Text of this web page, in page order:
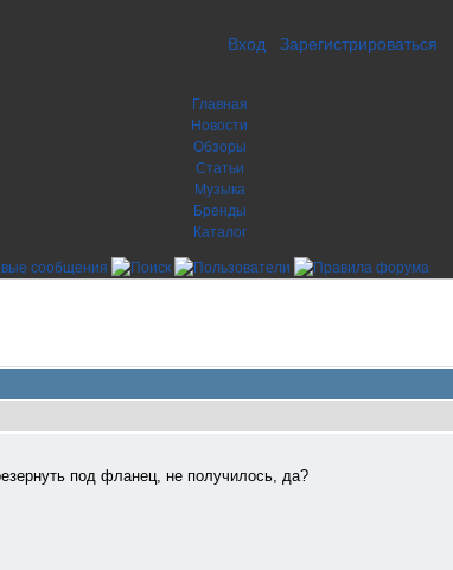
Вход Зарегистрироваться
Главная
Новости
Обзоры
Статьи
Музыка
Бренды
Каталог
под фланец, не получилось, да?